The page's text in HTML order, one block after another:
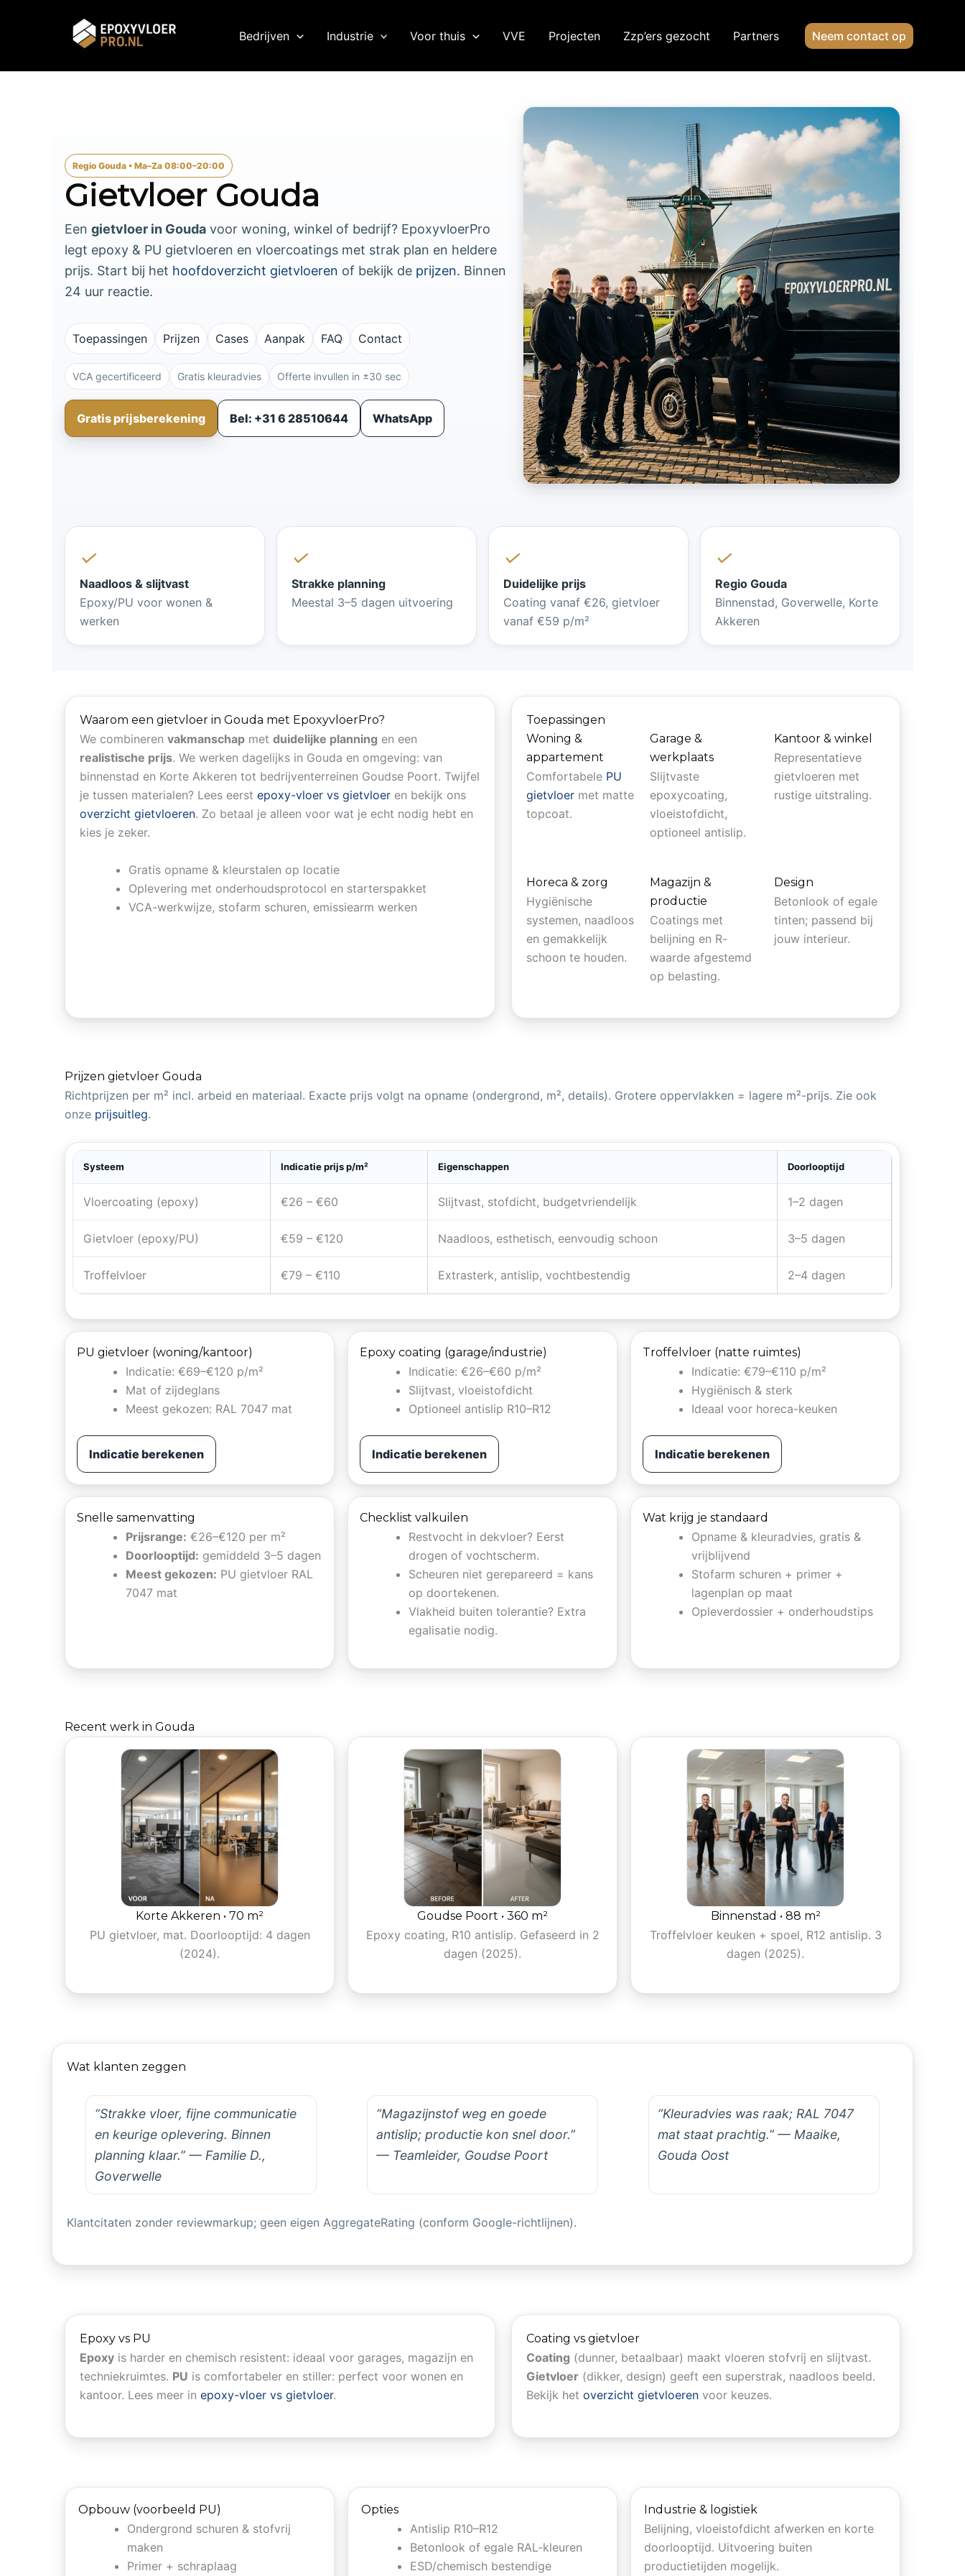
Bedrijven Industrie Voor thuis VVE Projecten Zzp’ers gezocht Partners Neem contact op
Regio Gouda • Ma–Za 08:00–20:00
Gietvloer Gouda
Een gietvloer in Gouda voor woning, winkel of bedrijf? EpoxyvloerPro
legt epoxy & PU gietvloeren en vloercoatings met strak plan en heldere
prijs. Start bij het hoofdoverzicht gietvloeren of bekijk de prijzen. Binnen
24 uur reactie.
Toepassingen Prijzen Cases Aanpak FAQ Contact
VCA gecertificeerd Gratis kleuradvies Offerte invullen in ±30 sec
Gratis prijsberekening Bel: +31 6 28510644 WhatsApp
✓
Naadloos & slijtvast
Epoxy/PU voor wonen &
werken
✓
Strakke planning
Meestal 3–5 dagen uitvoering
✓
Duidelijke prijs
Coating vanaf €26, gietvloer
vanaf €59 p/m²
✓
Regio Gouda
Binnenstad, Goverwelle, Korte
Akkeren
Waarom een gietvloer in Gouda met EpoxyvloerPro?
We combineren vakmanschap met duidelijke planning en een
realistische prijs. We werken dagelijks in Gouda en omgeving: van
binnenstad en Korte Akkeren tot bedrijventerreinen Goudse Poort. Twijfel
je tussen materialen? Lees eerst epoxy-vloer vs gietvloer en bekijk ons
overzicht gietvloeren. Zo betaal je alleen voor wat je echt nodig hebt en
kies je zeker.
Gratis opname & kleurstalen op locatie
Oplevering met onderhoudsprotocol en starterspakket
VCA-werkwijze, stofarm schuren, emissiearm werken
Toepassingen
Woning &
appartement
Comfortabele PU
gietvloermet matte
topcoat.
Garage &
werkplaats
Slijtvaste
epoxycoating,
vloeistofdicht,
optioneel antislip.
Kantoor & winkel
Representatieve
gietvloeren met
rustige uitstraling.
Horeca & zorg
Hygiënische
systemen, naadloos
en gemakkelijk
schoon te houden.
Magazijn &
productie
Coatings met
belijning en R-
waarde afgestemd
op belasting.
Design
Betonlook of egale
tinten; passend bij
jouw interieur.
Prijzen gietvloer Gouda
Richtprijzen per m² incl. arbeid en materiaal. Exacte prijs volgt na opname (ondergrond, m², details). Grotere oppervlakken = lagere m²-prijs. Zie ook
onze prijsuitleg.
Systeem Indicatie prijs p/m² Eigenschappen Doorlooptijd
Vloercoating (epoxy) €26 – €60 Slijtvast, stofdicht, budgetvriendelijk 1–2 dagen
Gietvloer (epoxy/PU) €59 – €120 Naadloos, esthetisch, eenvoudig schoon 3–5 dagen
Troffelvloer €79 – €110 Extrasterk, antislip, vochtbestendig 2–4 dagen
PU gietvloer (woning/kantoor)
Indicatie: €69–€120 p/m²
Mat of zijdeglans
Meest gekozen: RAL 7047 mat
Indicatie berekenen
Epoxy coating (garage/industrie)
Indicatie: €26–€60 p/m²
Slijtvast, vloeistofdicht
Optioneel antislip R10–R12
Indicatie berekenen
Troffelvloer (natte ruimtes)
Indicatie: €79–€110 p/m²
Hygiënisch & sterk
Ideaal voor horeca-keuken
Indicatie berekenen
Snelle samenvatting
Prijsrange: €26–€120 per m²
Doorlooptijd: gemiddeld 3–5 dagen
Meest gekozen: PU gietvloer RAL
7047 mat
Checklist valkuilen
Restvocht in dekvloer? Eerst
drogen of vochtscherm.
Scheuren niet gerepareerd = kans
op doortekenen.
Vlakheid buiten tolerantie? Extra
egalisatie nodig.
Wat krijg je standaard
Opname & kleuradvies, gratis &
vrijblijvend
Stofarm schuren + primer +
lagenplan op maat
Opleverdossier + onderhoudstips
Recent werk in Gouda
Korte Akkeren • 70 m²
PU gietvloer, mat. Doorlooptijd: 4 dagen
(2024).
Goudse Poort • 360 m²
Epoxy coating, R10 antislip. Gefaseerd in 2
dagen (2025).
Binnenstad • 88 m²
Troffelvloer keuken + spoel, R12 antislip. 3
dagen (2025).
Wat klanten zeggen
“Strakke vloer, fijne communicatie
en keurige oplevering. Binnen
planning klaar.” — Familie D.,
Goverwelle
“Magazijnstof weg en goede
antislip; productie kon snel door.”
— Teamleider, Goudse Poort
“Kleuradvies was raak; RAL 7047
mat staat prachtig.” — Maaike,
Gouda Oost
Klantcitaten zonder reviewmarkup; geen eigen AggregateRating (conform Google-richtlijnen).
Epoxy vs PU
Epoxy is harder en chemisch resistent: ideaal voor garages, magazijn en
techniekruimtes. PU is comfortabeler en stiller: perfect voor wonen en
kantoor. Lees meer in epoxy-vloer vs gietvloer.
Coating vs gietvloer
Coating (dunner, betaalbaar) maakt vloeren stofvrij en slijtvast.
Gietvloer(dikker, design) geeft een superstrak, naadloos beeld.
Bekijk het overzicht gietvloerenvoor keuzes.
Opbouw (voorbeeld PU)
Ondergrond schuren & stofvrij
maken
Primer + schraplaag
Opties
Antislip R10–R12
Betonlook of egale RAL-kleuren
ESD/chemisch bestendige
Industrie & logistiek
Belijning, vloeistofdicht afwerken en korte
doorlooptijd. Uitvoering buiten
productietijden mogelijk.